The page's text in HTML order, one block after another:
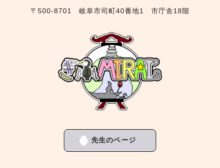
〒500-8701 岐阜市司町40番地1 市庁舎18階
先生のページ